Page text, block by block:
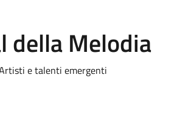
della Melodia
e talenti emergenti